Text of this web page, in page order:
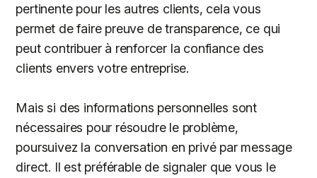
pertinente pour les autres clients, cela vous
permet de faire preuve de transparence, ce qui
peut contribuer à renforcer la confiance des
clients envers votre entreprise.
Mais si des informations personnelles sont
nécessaires pour résoudre le problème,
poursuivez la conversation en privé par message
direct. Il est préférable de signaler que vous le